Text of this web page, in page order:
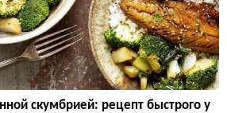
скумбрией: рецепт быстрого у